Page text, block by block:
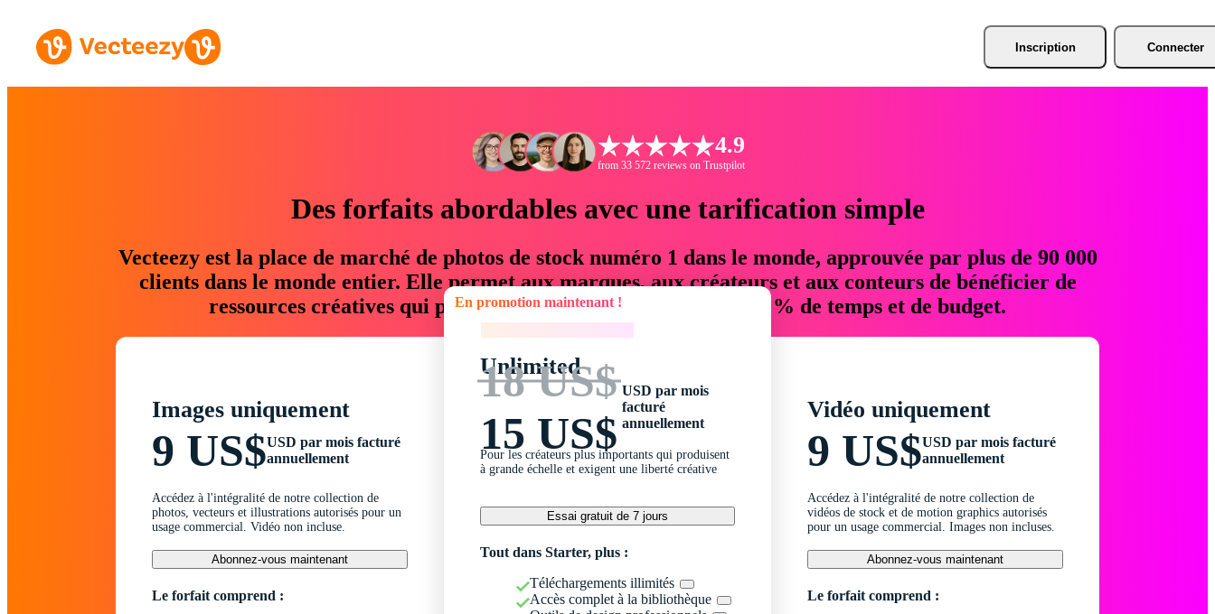
Inscription Connecter
4.9
from 33 572 reviews on Trustpilot
Des forfaits abordables avec une tarification simple
Vecteezy est la place de marché de photos de stock numéro 1 dans le monde, approuvée par plus de 90 000
clients dans le monde entier. Elle permet aux marques, aux créateurs et aux conteurs de bénéficier de
ressources créatives qui permettent d'économiser jusqu'à 76 % de temps et de budget.
Images uniquement
9 US$USD par mois facturé
annuellement
Accédez à l'intégralité de notre collection de
photos, vecteurs et illustrations autorisés pour un
usage commercial. Vidéo non incluse.
Abonnez-vous maintenant
Le forfait comprend :
En promotion maintenant !
Unlimited
18 US$
15 US$
USD par mois
facturé
annuellement
Pour les créateurs plus importants qui produisent
à grande échelle et exigent une liberté créative
Essai gratuit de 7 jours
Tout dans Starter, plus :
Téléchargements illimités
Accès complet à la bibliothèque
Vidéo uniquement
9 US$USD par mois facturé
annuellement
Accédez à l'intégralité de notre collection de
vidéos de stock et de motion graphics autorisés
pour un usage commercial. Images non incluses.
Abonnez-vous maintenant
Le forfait comprend :